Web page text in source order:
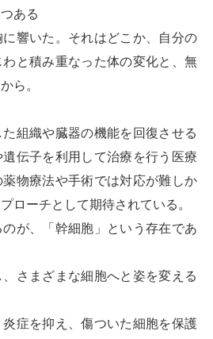
ある
響いた。それはどこか、自分の
と積み重なった体の変化と、無
ら。
組織や臓器の機能を回復させる
伝子を利用して治療を行う医療
物療法や手術では対応が難しか
ローチとして期待されている。
が、「幹細胞」という存在であ
さまざまな細胞へと姿を変える
症を抑え、傷ついた細胞を保護